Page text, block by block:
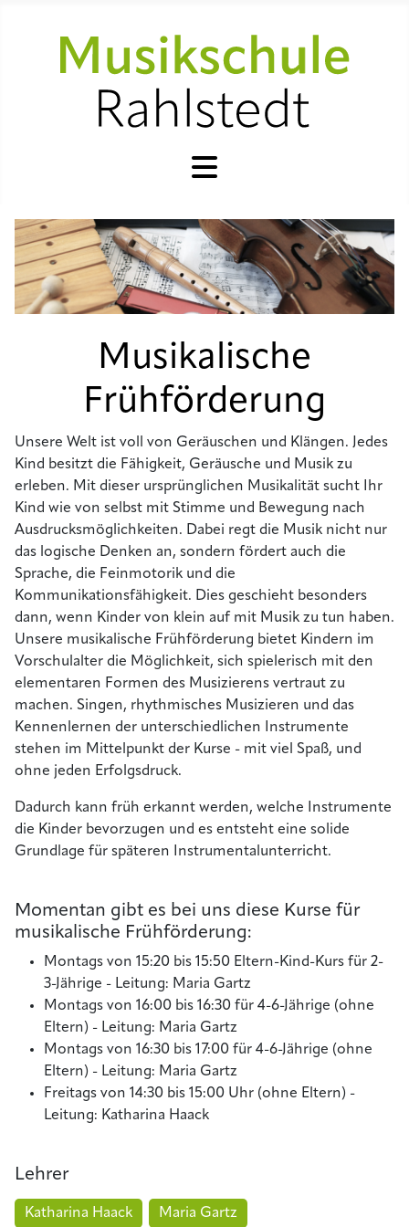
Musikalische
Frühförderung
Unsere Welt ist voll von Geräuschen und Klängen. Jedes
Kind besitzt die Fähigkeit, Geräusche und Musik zu
erleben. Mit dieser ursprünglichen Musikalität sucht Ihr
Kind wie von selbst mit Stimme und Bewegung nach
Ausdrucksmöglichkeiten. Dabei regt die Musik nicht nur
das logische Denken an, sondern fördert auch die
Sprache, die Feinmotorik und die
Kommunikationsfähigkeit. Dies geschieht besonders
dann, wenn Kinder von klein auf mit Musik zu tun haben.
Unsere musikalische Frühförderung bietet Kindern im
Vorschulalter die Möglichkeit, sich spielerisch mit den
elementaren Formen des Musizierens vertraut zu
machen. Singen, rhythmisches Musizieren und das
Kennenlernen der unterschiedlichen Instrumente
stehen im Mittelpunkt der Kurse - mit viel Spaß, und
ohne jeden Erfolgsdruck.
Dadurch kann früh erkannt werden, welche Instrumente
die Kinder bevorzugen und es entsteht eine solide
Grundlage für späteren Instrumentalunterricht.
Momentan gibt es bei uns diese Kurse für
musikalische Frühförderung:
Montags von 15:20 bis 15:50 Eltern-Kind-Kurs für 2-
3-Jährige - Leitung: Maria Gartz
Montags von 16:00 bis 16:30 für 4-6-Jährige (ohne
Eltern) - Leitung: Maria Gartz
Montags von 16:30 bis 17:00 für 4-6-Jährige (ohne
Eltern) - Leitung: Maria Gartz
Freitags von 14:30 bis 15:00 Uhr (ohne Eltern) -
Leitung: Katharina Haack
Lehrer
Katharina Haack Maria Gartz